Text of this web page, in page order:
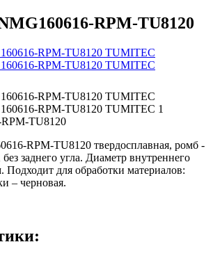
RPM-TU8120
TU8120
RPM-TU8120 твердосплавная, ромб -
заднего угла. Диаметр внутреннего
Подходит для обработки материалов:
– черновая.